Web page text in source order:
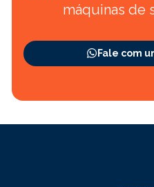
máquinas de
Fale com